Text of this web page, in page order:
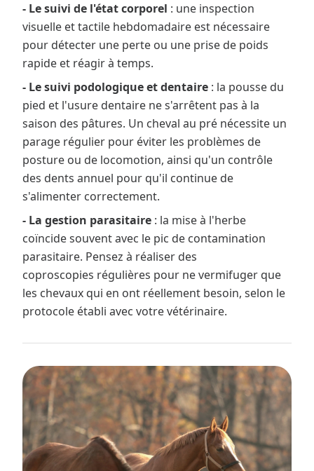
- Le suivi de l'état corporel : une inspection
visuelle et tactile hebdomadaire est nécessaire
pour détecter une perte ou une prise de poids
rapide et réagir à temps.
- Le suivi podologique et dentaire : la pousse du
pied et l'usure dentaire ne s'arrêtent pas à la
saison des pâtures. Un cheval au pré nécessite un
parage régulier pour éviter les problèmes de
posture ou de locomotion, ainsi qu'un contrôle
des dents annuel pour qu'il continue de
s'alimenter correctement.
- La gestion parasitaire : la mise à l'herbe
coïncide souvent avec le pic de contamination
parasitaire. Pensez à réaliser des
coproscopies régulières pour ne vermifuger que
les chevaux qui en ont réellement besoin, selon le
protocole établi avec votre vétérinaire.